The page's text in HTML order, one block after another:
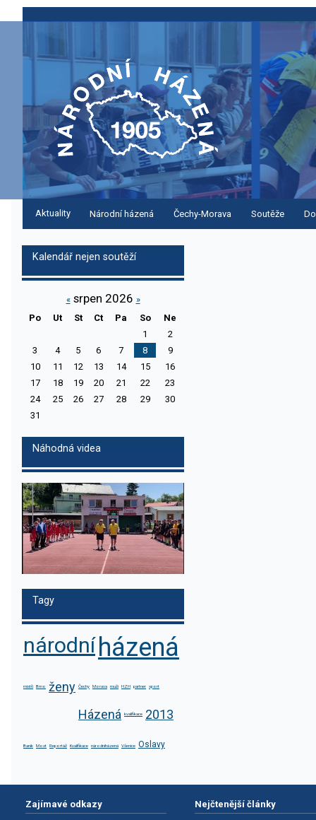
Aktuality Národní házená Čechy-Morava Soutěže
Kalendář nejen soutěží
«srpen 2026 »
Po
Ut St Ct Pa So
Ne
1
2
3
4 5 6 7 8
9
10
11 12 13 14 15
16
17
18 19 20 21 22
23
24
25 26 27 28 29
30
31
Náhodná videa
Tagy
národní házená
mistři Brno ženy Čechy Morava muži HZH partner sport
Házená kvalifikace 2013
Baník Most Reportáž Kvalifikace národníházená Všenice Oslavy
Zajímavé odkazy Nejčtenější články